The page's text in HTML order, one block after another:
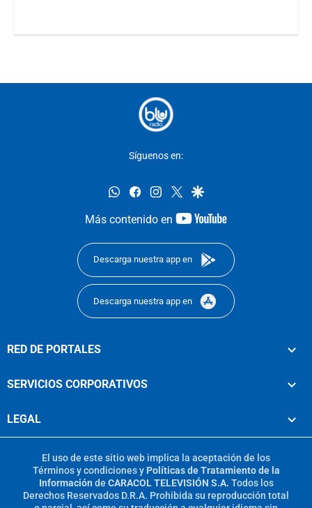
Síguenos en:
whatsappfacebookinstagram
twittergoogle
Más contenido en
youtube-
Descarga nuestra app en
Descarga nuestra app en
RED DE PORTALES
SERVICIOS CORPORATIVOS
LEGAL
El uso de este sitio web implica la aceptación de los
Términos y condicionesy Políticas de Tratamiento de la
Información de CARACOL TELEVISIÓN S.A. Todos los
Derechos Reservados D.R.A. Prohibida su reproducción total